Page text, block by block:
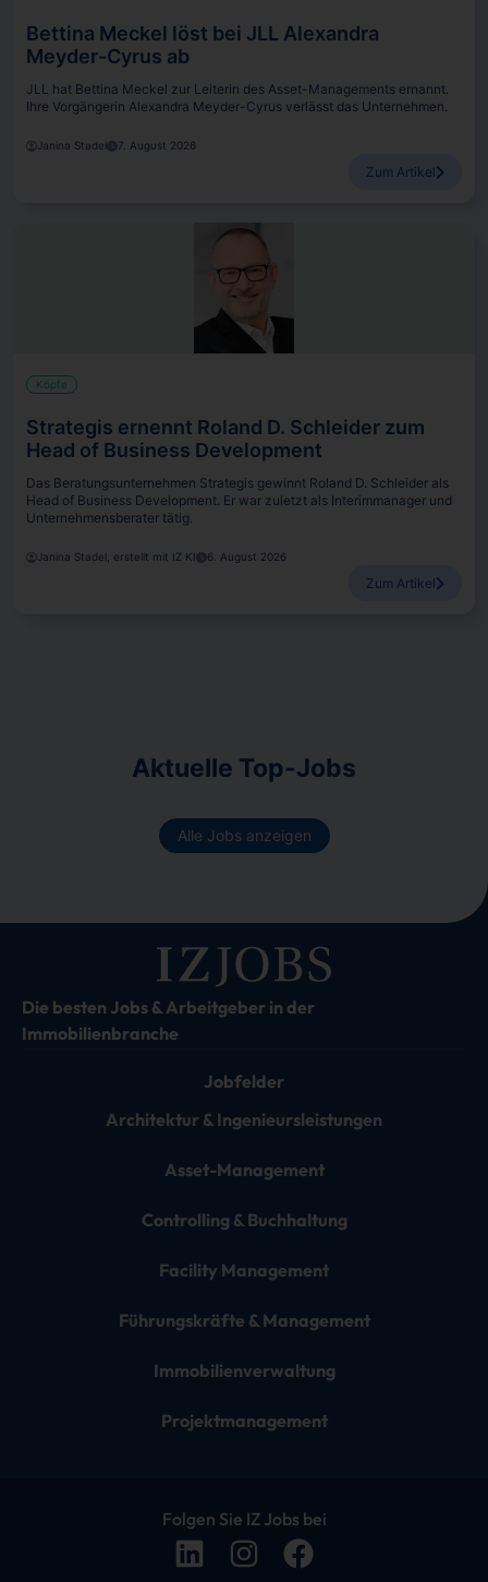
Bettina Meckel löst bei JLL Alexandra
Meyder-Cyrus ab
JLL hat Bettina Meckel zur Leiterin des Asset-Managements ernannt.
Ihre Vorgängerin Alexandra Meyder-Cyrus verlässt das Unternehmen.
Janina Stadel 7. August 2026
Zum Artikel
Köpfe
Strategis ernennt Roland D. Schleider zum
Head of Business Development
Das Beratungsunternehmen Strategis gewinnt Roland D. Schleider als
Head of Business Development. Er war zuletzt als Interimmanager und
Unternehmensberater tätig.
Janina Stadel, erstellt mit IZ KI 6. August 2026
Zum Artikel
Aktuelle Top-Jobs
Alle Jobs anzeigen
Die besten Jobs & Arbeitgeber in der
Immobilienbranche
Jobfelder
Architektur & Ingenieursleistungen
Asset-Management
Controlling & Buchhaltung
Facility Management
Führungskräfte & Management
Immobilienverwaltung
Projektmanagement
Folgen Sie IZ Jobs bei